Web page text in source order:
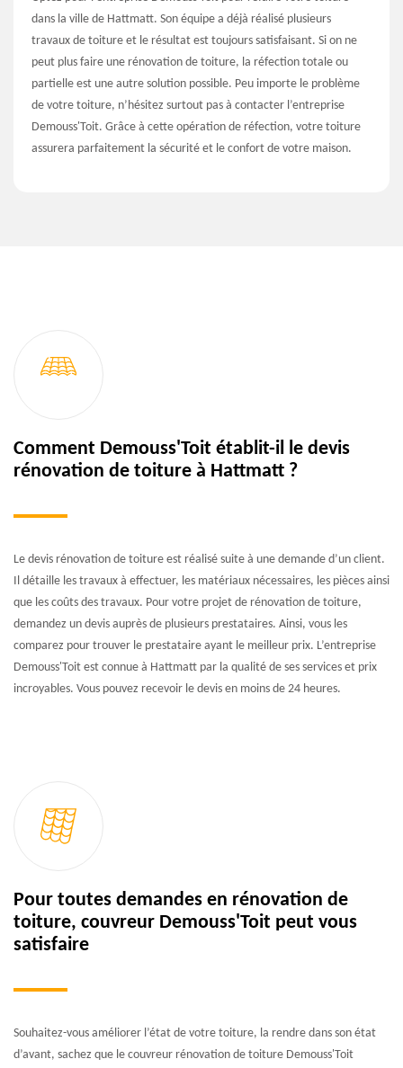
dans la ville de Hattmatt. Son équipe a déjà réalisé plusieurs
travaux de toiture et le résultat est toujours satisfaisant. Si on ne
peut plus faire une rénovation de toiture, la réfection totale ou
partielle est une autre solution possible. Peu importe le problème
de votre toiture, n’hésitez surtout pas à contacter l’entreprise
Demouss'Toit. Grâce à cette opération de réfection, votre toiture
assurera parfaitement la sécurité et le confort de votre maison.
Comment Demouss'Toit établit-il le devis
rénovation de toiture à Hattmatt ?
Le devis rénovation de toiture est réalisé suite à une demande d’un client.
Il détaille les travaux à effectuer, les matériaux nécessaires, les pièces ainsi
que les coûts des travaux. Pour votre projet de rénovation de toiture,
demandez un devis auprès de plusieurs prestataires. Ainsi, vous les
comparez pour trouver le prestataire ayant le meilleur prix. L’entreprise
Demouss'Toit est connue à Hattmatt par la qualité de ses services et prix
incroyables. Vous pouvez recevoir le devis en moins de 24 heures.
Pour toutes demandes en rénovation de
toiture, couvreur Demouss'Toit peut vous
satisfaire
Souhaitez-vous améliorer l’état de votre toiture, la rendre dans son état
d’avant, sachez que le couvreur rénovation de toiture Demouss'Toit